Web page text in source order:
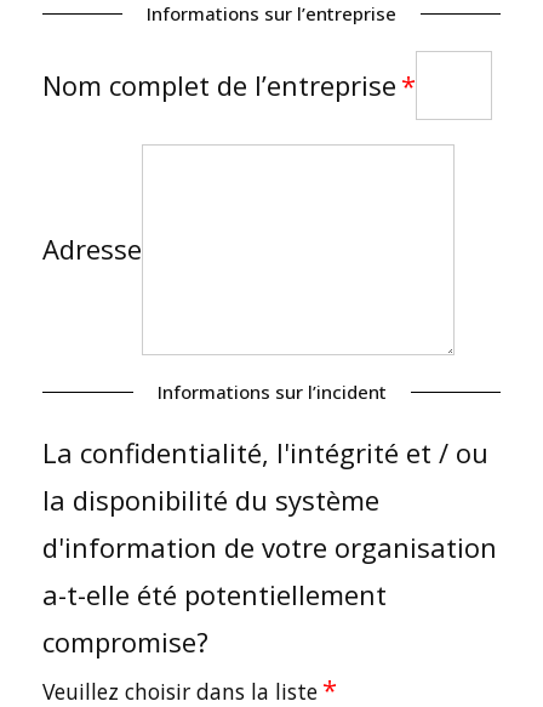
Informations sur l’entreprise
Nom complet de l’entreprise
Adresse
Informations sur l’incident
La confidentialité, l'intégrité et / ou
la disponibilité du système
d'information de votre organisation
a-t-elle été potentiellement
compromise?
Veuillez choisir dans la liste